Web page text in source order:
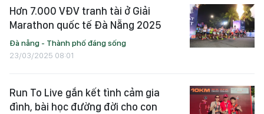
Hơn 7.000 VĐV tranh tài ở Giải
Marathon quốc tế Đà Nẵng 2025
Đà nẵng - Thành phố đáng sống
23/03/2025 08:01
Run To Live gắn kết tình cảm gia
đình, bài học đường đời cho con